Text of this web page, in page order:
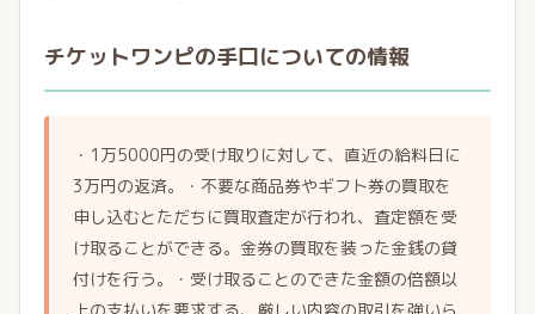
チケットワンピの手口についての情報
・1万5000円の受け取りに対して、直近の給料日に
3万円の返済。・不要な商品券やギフト券の買取を
申し込むとただちに買取査定が行われ、査定額を受
け取ることができる。金券の買取を装った金銭の貸
付けを行う。・受け取ることのできた金額の倍額以